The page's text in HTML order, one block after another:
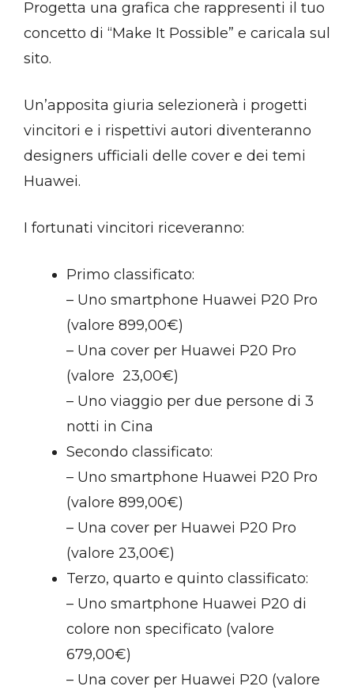
Progetta una grafica che rappresenti il tuo
concetto di “Make It Possible” e caricala sul
sito.
Un’apposita giuria selezionerà i progetti
vincitori e i rispettivi autori diventeranno
designers ufficiali delle cover e dei temi
Huawei.
I fortunati vincitori riceveranno:
Primo classificato:
– Uno smartphone Huawei P20 Pro
(valore 899,00€)
– Una cover per Huawei P20 Pro
(valore 23,00€)
– Uno viaggio per due persone di 3
notti in Cina
Secondo classificato:
– Uno smartphone Huawei P20 Pro
(valore 899,00€)
– Una cover per Huawei P20 Pro
(valore 23,00€)
Terzo, quarto e quinto classificato:
– Uno smartphone Huawei P20 di
colore non specificato (valore
679,00€)
– Una cover per Huawei P20 (valore